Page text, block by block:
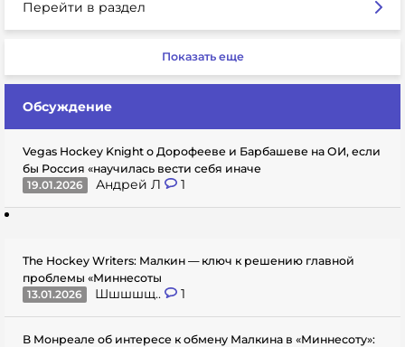
Перейти в раздел
Показать еще
Обсуждение
Vegas Hockey Knight о Дорофееве и Барбашеве на ОИ, если
бы Россия «научилась вести себя иначе
19.01.2026
Андрей Л 1
The Hockey Writers: Малкин — ключ к решению главной
проблемы «Миннесоты
13.01.2026
Шшшшщ.. 1
В Монреале об интересе к обмену Малкина в «Миннесоту»: